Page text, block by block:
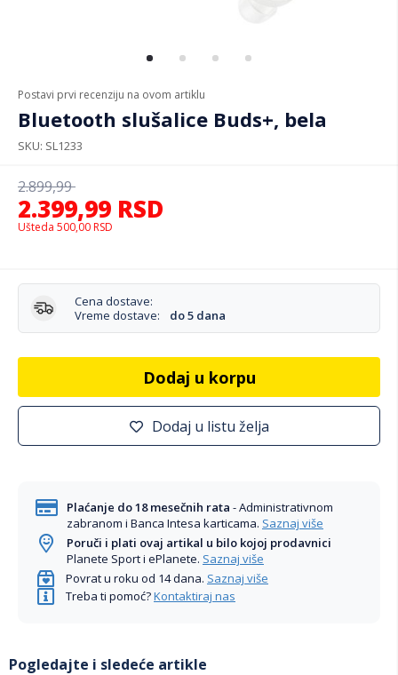
Postavi prvi recenziju na ovom artiklu
Bluetooth slušalice Buds+, bela
SKU SL1233
2.399,99 RSD
2.899,99
Ušteda 500,00 RSD
Cena dostave:
Vreme dostave:
do 5 dana
Dodaj u korpu
Dodaj u listu želja
Plaćanje do 18 mesečnih rata - Administrativnom
zabranom i Banca Intesa karticama. Saznaj više
Poruči i plati ovaj artikal u bilo kojoj prodavnici
Planete Sport i ePlanete. Saznaj više
Povrat u roku od 14 dana. Saznaj više
Treba ti pomoć?Kontaktiraj nas
Pogledajte i sledeće artikle